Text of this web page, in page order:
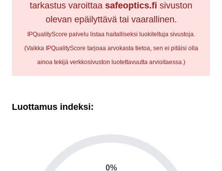
tarkastus varoittaa safeoptics.fi sivuston
olevan epäilyttävä tai vaarallinen.
IPQualityScore palvelu listaa haitalliseksi luokiteltuja sivustoja.
(Vaikka IPQualityScore tarjoaa arvokasta tietoa, sen ei pitäisi olla
ainoa tekijä verkkosivuston luotettavuutta arvioitaessa.)
Luottamus indeksi:
0%